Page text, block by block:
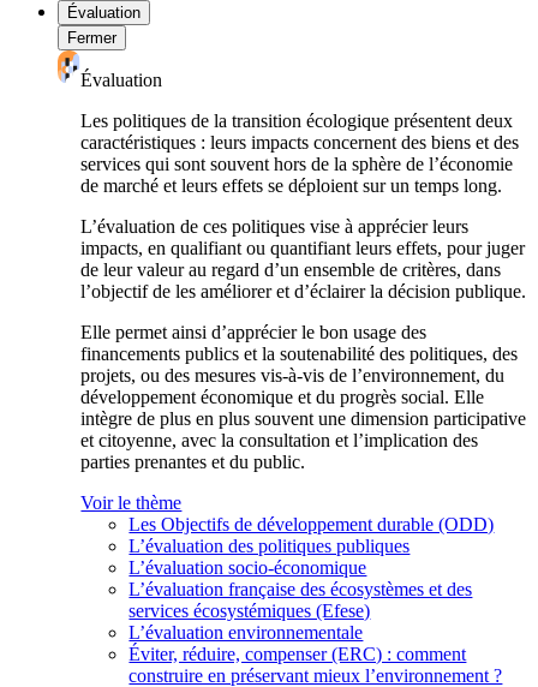
Évaluation
Fermer
Évaluation
Les politiques de la transition écologique présentent deux
caractéristiques : leurs impacts concernent des biens et des
services qui sont souvent hors de la sphère de l’économie
de marché et leurs effets se déploient sur un temps long.
L’évaluation de ces politiques vise à apprécier leurs
impacts, en qualifiant ou quantifiant leurs effets, pour juger
de leur valeur au regard d’un ensemble de critères, dans
l’objectif de les améliorer et d’éclairer la décision publique.
Elle permet ainsi d’apprécier le bon usage des
financements publics et la soutenabilité des politiques, des
projets, ou des mesures vis-à-vis de l’environnement, du
développement économique et du progrès social. Elle
intègre de plus en plus souvent une dimension participative
et citoyenne, avec la consultation et l’implication des
parties prenantes et du public.
Voir le thème
Les Objectifs de développement durable (ODD)
L’évaluation des politiques publiques
L’évaluation socio-économique
L’évaluation française des écosystèmes et des
services écosystémiques (Efese)
L’évaluation environnementale
Éviter, réduire, compenser (ERC) : comment
construire en préservant mieux l’environnement ?